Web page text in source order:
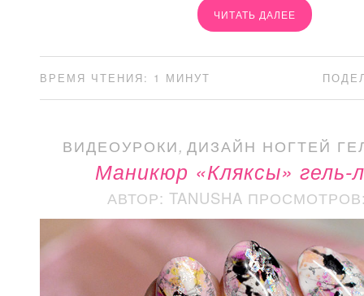
ЧИТАТЬ ДАЛЕЕ
ВРЕМЯ ЧТЕНИЯ: 1 МИНУТ
ВИДЕОУРОКИ,ДИЗАЙН НОГТЕЙ
Маникюр «Кляксы» гель-
АВТОР: TANUSHA